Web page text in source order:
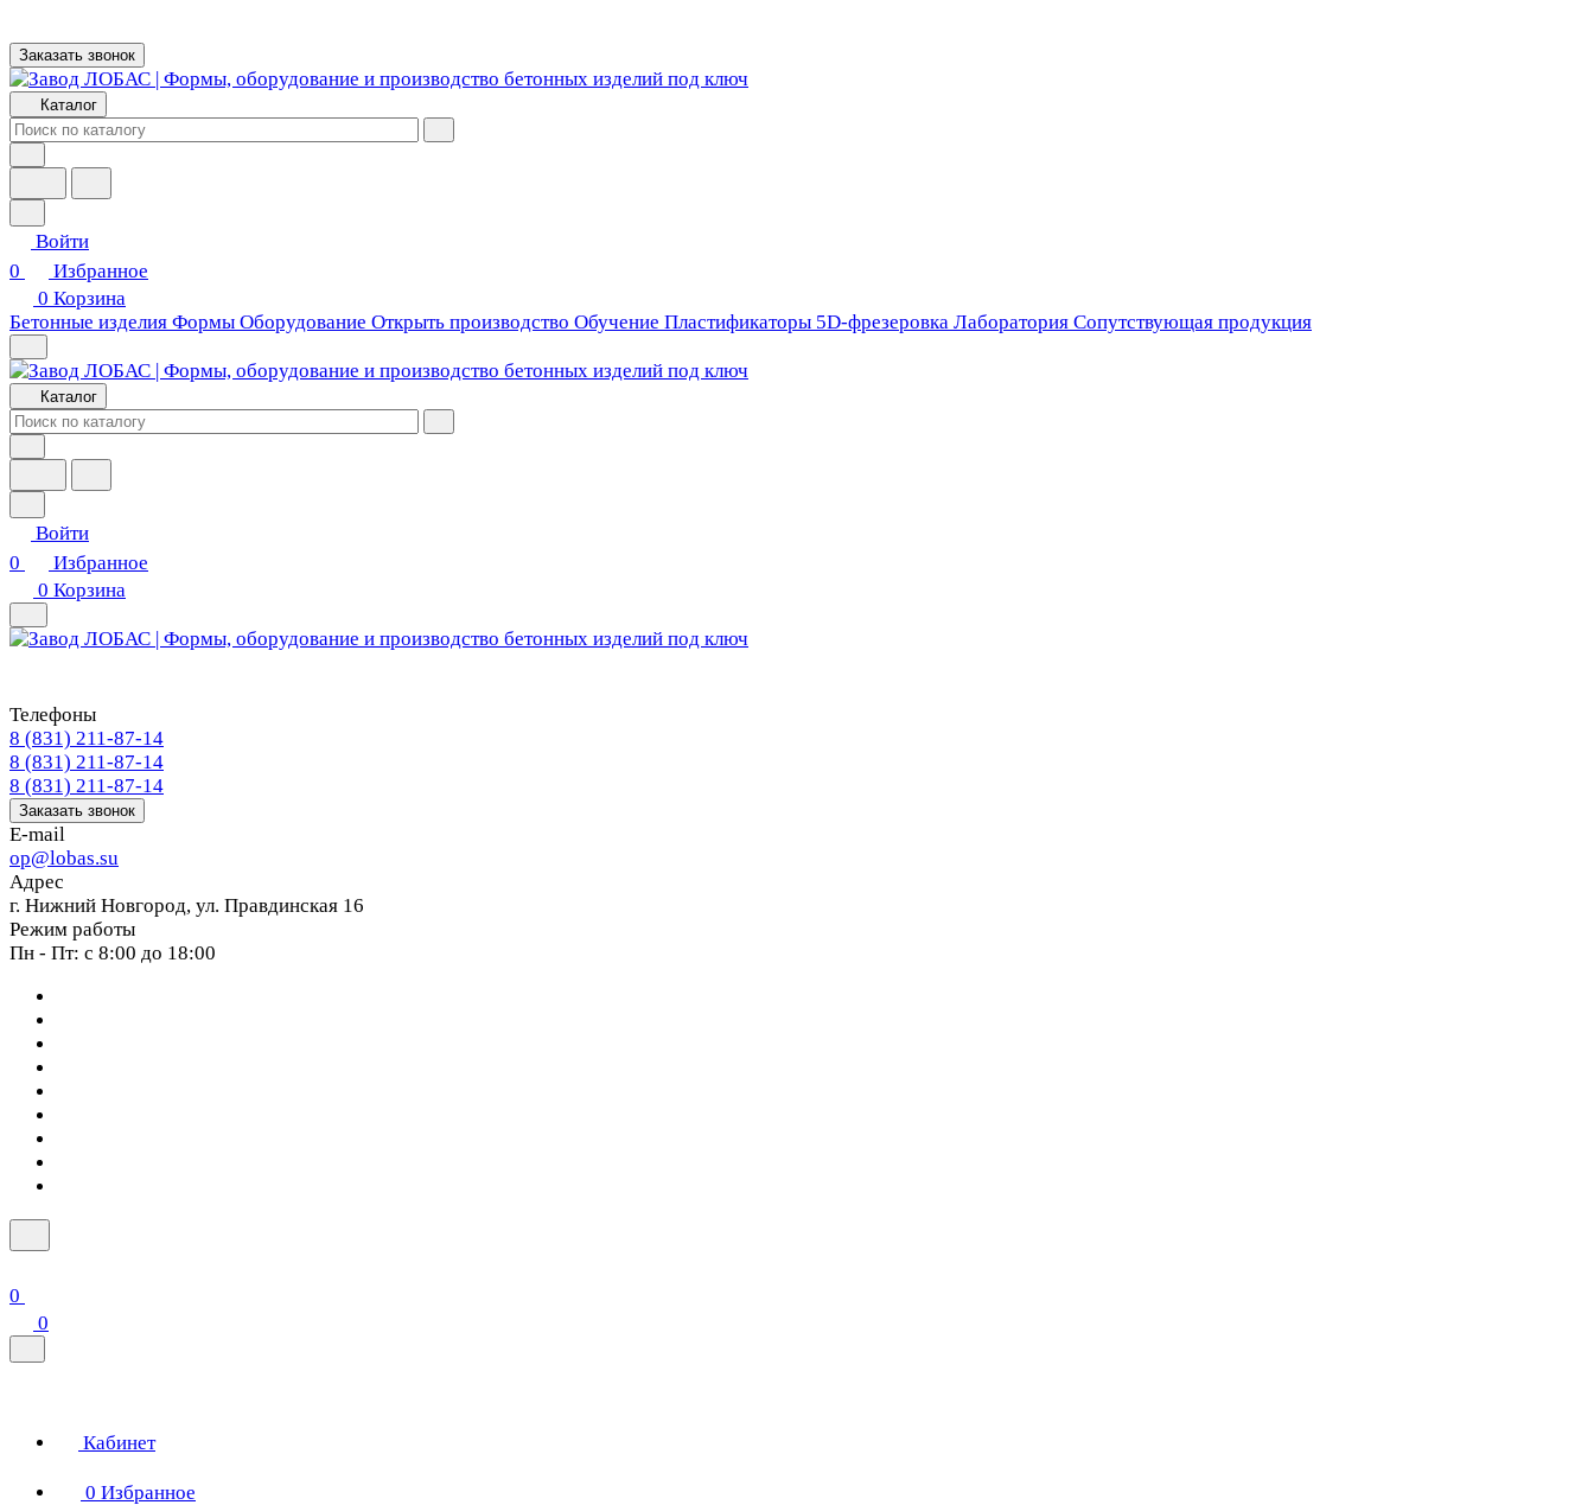
Заказать звонок
Каталог
Войти
0
Избранное
0 Корзина
Бетонные изделия Формы Оборудование Открыть производство Обучение Пластификаторы 5D-фрезеровка Лаборатория Сопутствующая продукция
Каталог
Войти
0
Избранное
0 Корзина
Телефоны
8 (831) 211-87-14
8 (831) 211-87-14
8 (831) 211-87-14
Заказать звонок
E-mail
op@lobas.su
Адрес
г. Нижний Новгород, ул. Правдинская 16
Режим работы
Пн - Пт: с 8:00 до 18:00
0
0
Кабинет
0 Избранное